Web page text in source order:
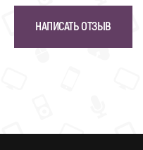
НАПИСАТЬ ОТЗЫВ